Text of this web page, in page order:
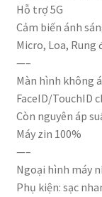
Hỗ trợ 5G
Cảm biến ánh
Micro, Loa, Rung
—–
Màn hình không
FaceID/TouchID
Còn nguyên áp
Máy zin 100%
—–
Ngoại hình máy
Phụ kiện: sạc